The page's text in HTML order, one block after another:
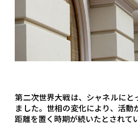
第二次世界大戦は、シャネルにと
ました。世相の変化により、活動
距離を置く時期が続いたとされて